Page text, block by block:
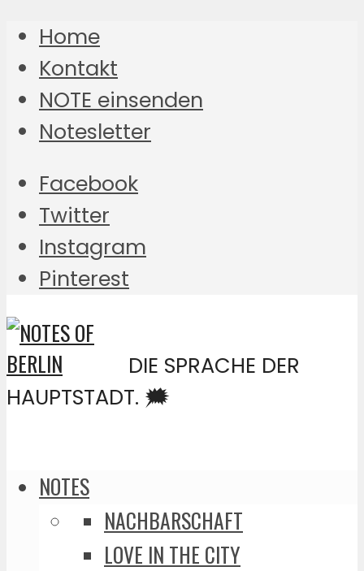
Home
Kontakt
NOTE einsenden
Notesletter
Facebook
Twitter
Instagram
Pinterest
DIE SPRACHE DER
HAUPTSTADT. 🗯️
NOTES
NACHBARSCHAFT
LOVE IN THE CITY